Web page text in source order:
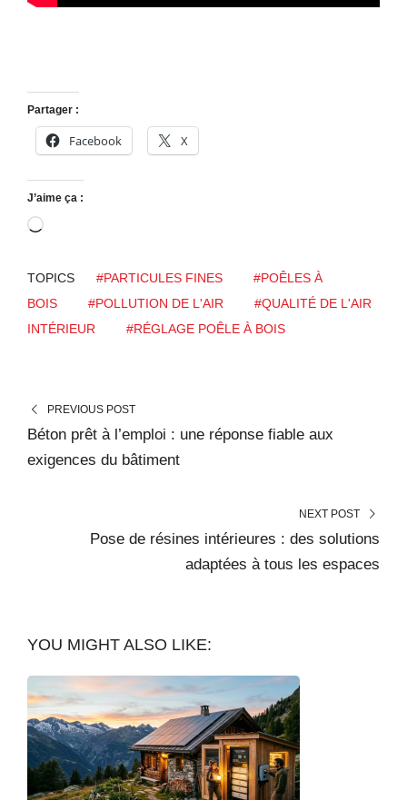
Partager :
Facebook X
J’aime ça :
C
a
r
g
e
n
t
TOPICS #PARTICULES FINES
#POÊLES À
BOIS
#POLLUTION DE L'AIR
#QUALITÉ DE L'AIR
INTÉRIEUR
#RÉGLAGE POÊLE À BOIS
PREVIOUS POST
Béton prêt à l’emploi : une réponse fiable aux
exigences du bâtiment
NEXT POST
Pose de résines intérieures : des solutions
adaptées à tous les espaces
YOU MIGHT ALSO LIKE: